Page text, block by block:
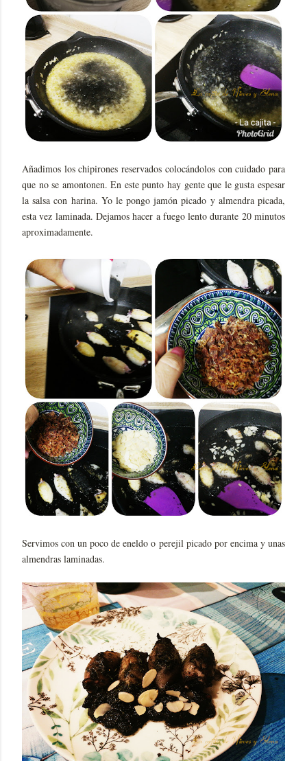
Añadimos los chipirones reservados colocándolos con cuidado para
que no se amontonen. En este punto hay gente que le gusta espesar
la salsa con harina. Yo le pongo jamón picado y almendra picada,
esta vez laminada. Dejamos hacer a fuego lento durante 20 minutos
aproximadamente.
Servimos con un poco de eneldo o perejil picado por encima y unas
almendras laminadas.